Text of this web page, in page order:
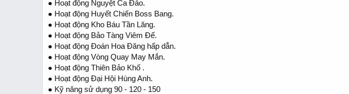
● Hoạt động Nguyệt Ca Đảo.
● Hoạt động Huyết Chiến Boss Bang.
● Hoạt động Kho Báu Tần Lăng.
● Hoạt động Bảo Tàng Viêm Đế.
● Hoạt động Đoán Hoa Đăng hấp dẫn.
● Hoạt động Vòng Quay May Mắn.
● Hoạt động Thiên Bảo Khố .
● Hoạt động Đại Hội Hùng Anh.
● Kỹ năng sử dụng 90 - 120 - 150